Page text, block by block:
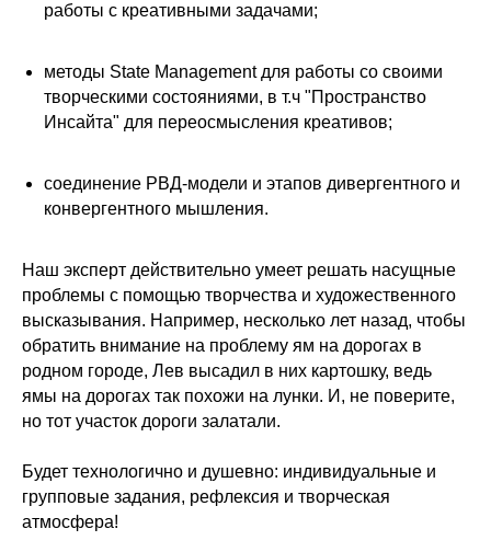
работы с креативными задачами;
методы State Management для работы со своими
творческими состояниями, в т.ч "Пространство
Инсайта" для переосмысления креативов;
соединение РВД-модели и этапов дивергентного и
конвергентного мышления.
Наш эксперт действительно умеет решать насущные
проблемы с помощью творчества и художественного
высказывания. Например, несколько лет назад, чтобы
обратить внимание на проблему ям на дорогах в
родном городе, Лев высадил в них картошку, ведь
ямы на дорогах так похожи на лунки. И, не поверите,
но тот участок дороги залатали.
Будет технологично и душевно: индивидуальные и
групповые задания, рефлексия и творческая
атмосфера!